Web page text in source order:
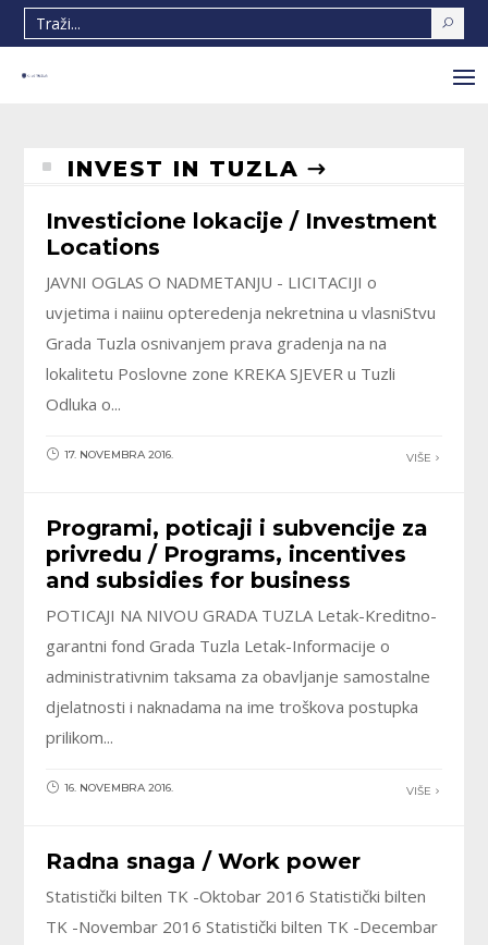
^
INVEST IN TUZLA
Investicione lokacije / Investment
Locations
JAVNI OGLAS O NADMETANJU - LICITACIJI o
uvjetima i naiinu opteredenja nekretnina u vlasniStvu
Grada Tuzla osnivanjem prava gradenja na na
lokalitetu Poslovne zone KREKA SJEVER u Tuzli
Odluka o...
VIŠE
17. NOVEMBRA 2016.
Programi, poticaji i subvencije za
privredu / Programs, incentives
and subsidies for business
POTICAJI NA NIVOU GRADA TUZLA Letak-Kreditno-
garantni fond Grada Tuzla Letak-Informacije o
administrativnim taksama za obavljanje samostalne
djelatnosti i naknadama na ime troškova postupka
prilikom...
VIŠE
16. NOVEMBRA 2016.
Radna snaga / Work power
Statistički bilten TK -Oktobar 2016 Statistički bilten
TK -Novembar 2016 Statistički bilten TK -Decembar